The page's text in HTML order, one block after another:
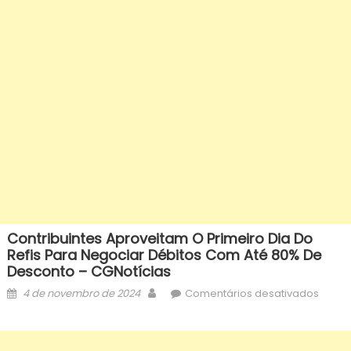
Contribuintes Aproveitam O Primeiro Dia Do
Refis Para Negociar Débitos Com Até 80% De
Desconto – CGNotícias
Posted
4 de novembro de 2024 AuthorComentários desativadosem